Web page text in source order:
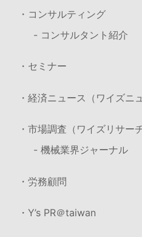
・コンサルティング
- コンサルタント紹介
・セミナー
・経済ニュース（ワイズニ
・市場調査（ワイズリサーチ
- 機械業界ジャーナル
・労務顧問
・Y’s PR＠taiwan